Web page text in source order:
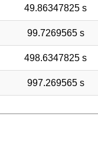
49.86347825 s
99.7269565 s
498.6347825 s
997.269565 s